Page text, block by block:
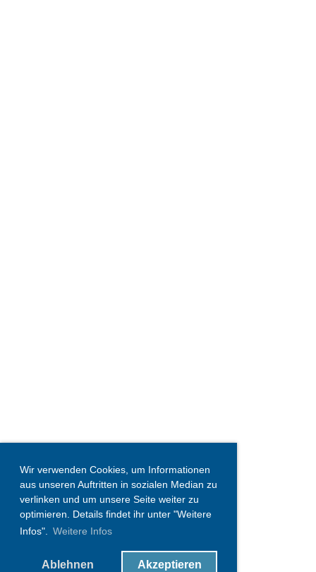
Wir verwenden Cookies, um Informationen
aus unseren Auftritten in sozialen Median zu
verlinken und um unsere Seite weiter zu
optimieren. Details findet ihr unter "Weitere
Infos". Weitere Infos
Ablehnen Akzeptieren